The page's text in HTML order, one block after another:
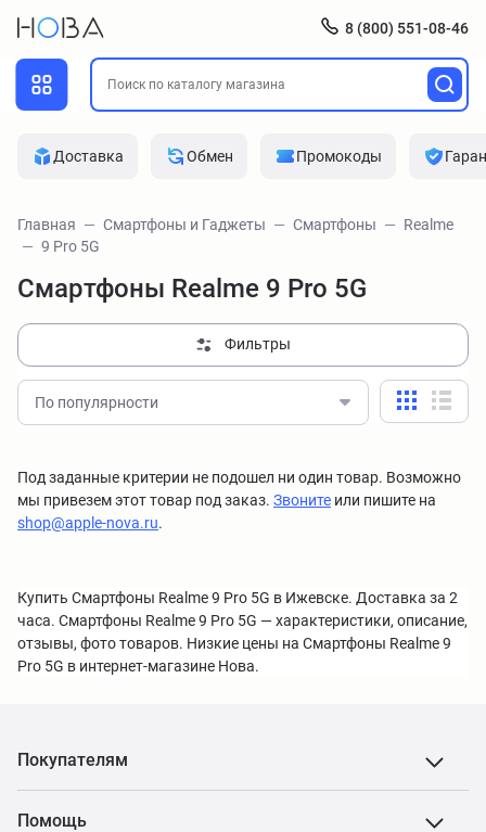
8 (800) 551-08-46
Доставка Обмен Промокоды
Главная Смартфоны и Гаджеты Смартфоны
Realme
9 Pro 5G
Смартфоны Realme 9 Pro 5G
Фильтры
По популярности
Под заданные критерии не подошел ни один товар. Возможно
мы привезем этот товар под заказ. Звоните или пишите на
shop@apple-nova.ru.
Купить Смартфоны Realme 9 Pro 5G в Ижевске. Доставка за 2
часа. Смартфоны Realme 9 Pro 5G — характеристики, описание,
отзывы, фото товаров. Низкие цены на Смартфоны Realme 9
Pro 5G в интернет-магазине Нова.
Покупателям
Помощь